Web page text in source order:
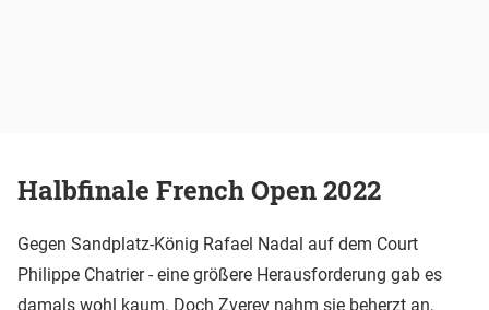
Halbfinale French Open 2022
Gegen Sandplatz-König Rafael Nadal auf dem Court
Philippe Chatrier - eine größere Herausforderung gab es
damals wohl kaum. Doch Zverev nahm sie beherzt an,